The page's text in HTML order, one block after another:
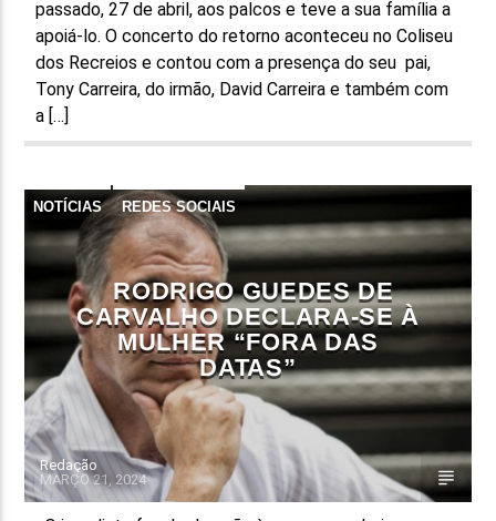
passado, 27 de abril, aos palcos e teve a sua família a
apoiá-lo. O concerto do retorno aconteceu no Coliseu
dos Recreios e contou com a presença do seu pai,
Tony Carreira, do irmão, David Carreira e também com
a […]
NOTÍCIAS REDES SOCIAIS
RODRIGO GUEDES DE
CARVALHO DECLARA-SE À
MULHER “FORA DAS
DATAS”
Redação
MARÇO 21, 2024